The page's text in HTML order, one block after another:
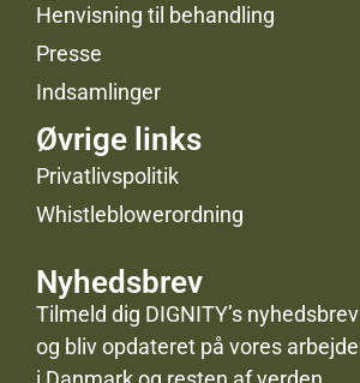
Henvisning til behandling
Presse
Indsamlinger
Øvrige links
Privatlivspolitik
Whistleblowerordning
Nyhedsbrev
Tilmeld dig DIGNITY’s nyhedsbrev
og bliv opdateret på vores arbejde